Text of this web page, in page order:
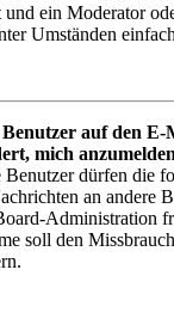
und ein Moderator
Umständen
Benutzer auf den
mich
Benutzer dürfen die
an andere
Administration
soll den